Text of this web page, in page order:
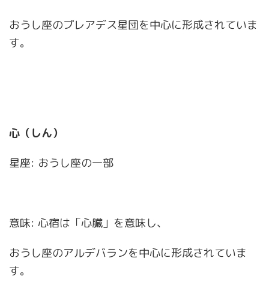
おうし座のプレアデス星団を中心に形成されていま
す。
心（しん）
星座: おうし座の一部
意味: 心宿は「心臓」を意味し、
おうし座のアルデバランを中心に形成されていま
す。